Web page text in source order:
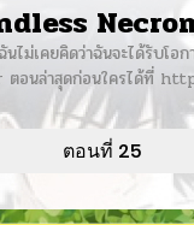
เคยคิดว่าฉันจะได้รับโอ
ตอนล่าสุดก่อนใครได้ที่
ตอนที่ 25